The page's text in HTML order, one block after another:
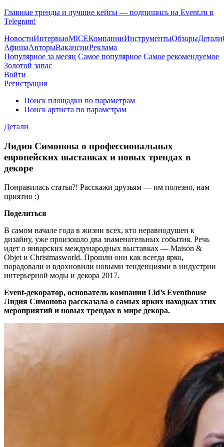
Главные тренды и лучшие кейсы — подпишись на Event.ru в
Telegram!
НовостиИнтервьюMICEКомпанииИнструментыОбзорыДетали
АфишаАвторыВакансииРеклама
Популярное за месяц Самое популярное Самое рекомендуемое
Золотой запас
Войти
Регистрация
Поиск площадки по параметрам
Поиск артиста по параметрам
Детали
Лидия Симонова о профессиональных
европейских выставках и новых трендах в
декоре
Понравилась статья?! Расскажи друзьям — им полезно, нам
приятно :)
Поделиться
В самом начале года в жизни всех, кто неравнодушен к
дизайну, уже произошло два знаменательных события. Речь
идет о январских международных выставках — Maison &
Objet и Christmasworld. Прошли они как всегда ярко,
порадовали и вдохновили новыми тенденциями в индустрии
интерьерной моды и декора 2017.
Event-декоратор, основатель компании Lid’s Eventhouse
Лидия Симонова рассказала о самых ярких находках этих
мероприятий и новых трендах в мире декора.